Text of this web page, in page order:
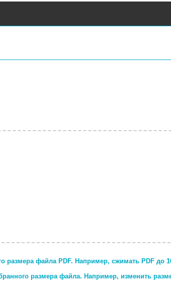
размера файла PDF. Например, сжимать PDF до
размера файла. Например, изменить